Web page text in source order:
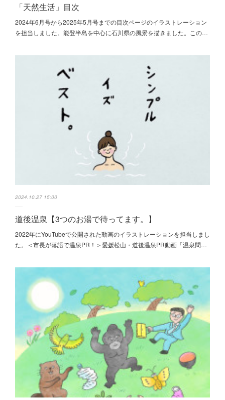
「天然生活」目次
2024年6月号から2025年5月号までの目次ページのイラストレーション
を担当しました。能登半島を中心に石川県の風景を描きました。この…
2024.10.27 15:00
道後温泉【3つのお湯で待ってます。】
2022年にYouTubeで公開された動画のイラストレーションを担当しまし
た。＜市長が落語で温泉PR！＞愛媛松山・道後温泉PR動画「温泉問…